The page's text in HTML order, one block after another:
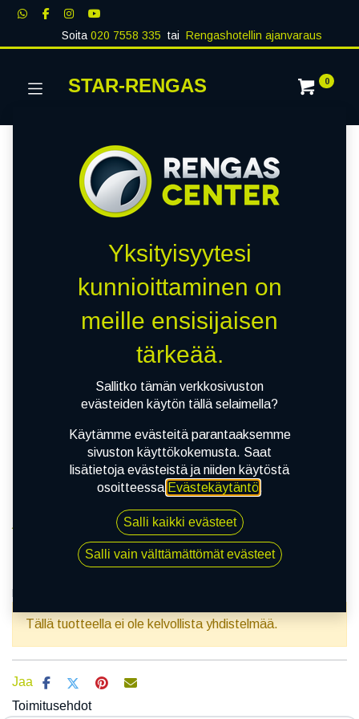
Soita020 7558 335 tai Rengashotellin ajanvaraus
STAR-RENGAS 0
160/80-15 74V DUNLOP K 425
160/80-15 74V DUNLOP K 425
EAN:
Tällä tuotteella ei ole kelvollista yhdistelmää.
Jaa
Toimitusehdot
Yksityisyytesi
kunnioittaminen on
meille ensisijaisen
tärkeää.
Sallitko tämän verkkosivuston
evästeiden käytön tällä selaimella?
Käytämme evästeitä parantaaksemme
sivuston käyttökokemusta. Saat
lisätietoja evästeistä ja niiden käytöstä
osoitteessa Evästekäytäntö.
Salli kaikki evästeet
Salli vain välttämättömät evästeet